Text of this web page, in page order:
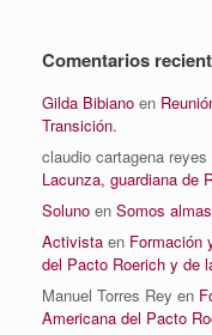
Comentarios
Gilda Bibiano en
Transición.
claudio cartagena reyes
Lacunza, guardiana de
Soluno en Somos almas
Activista en Formación
del Pacto Roerich y de
Manuel Torres Rey en
Americana del Pacto